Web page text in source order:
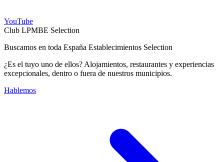
YouTube
Club LPMBE Selection
Buscamos en toda España Establecimientos Selection
¿Es el tuyo uno de ellos? Alojamientos, restaurantes y experiencias
excepcionales, dentro o fuera de nuestros municipios.
Hablemos